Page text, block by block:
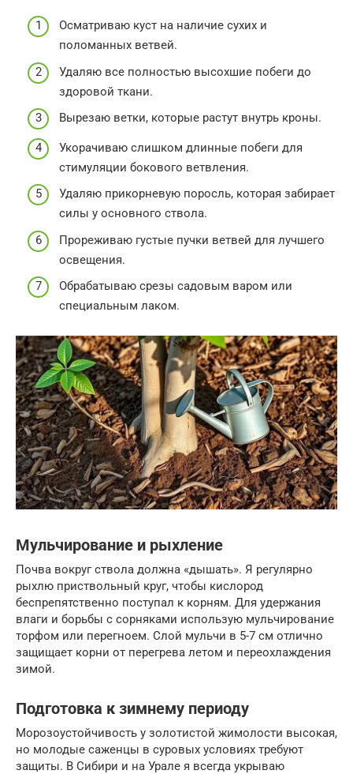
Осматриваю куст на наличие сухих и
поломанных ветвей.
Удаляю все полностью высохшие побеги до
здоровой ткани.
Вырезаю ветки, которые растут внутрь кроны.
Укорачиваю слишком длинные побеги для
стимуляции бокового ветвления.
Удаляю прикорневую поросль, которая забирает
силы у основного ствола.
Прореживаю густые пучки ветвей для лучшего
освещения.
Обрабатываю срезы садовым варом или
специальным лаком.
Мульчирование и рыхление
Почва вокруг ствола должна «дышать». Я регулярно
рыхлю приствольный круг, чтобы кислород
беспрепятственно поступал к корням. Для удержания
влаги и борьбы с сорняками использую мульчирование
торфом или перегноем. Слой мульчи в 5-7 см отлично
защищает корни от перегрева летом и переохлаждения
зимой.
Подготовка к зимнему периоду
Морозоустойчивость у золотистой жимолости высокая,
но молодые саженцы в суровых условиях требуют
защиты. В Сибири и на Урале я всегда укрываю